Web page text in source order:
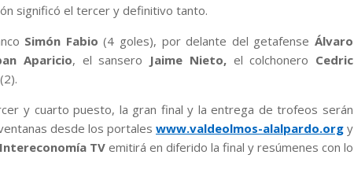
significó el tercer y definitivo tanto.
Simón Fabio (4 goles), por delante del getafenseÁlvaro
Aparicio, el sansero Jaime Nieto, el colchonero Cedric
(2).
y cuarto puesto, la gran final y la entrega de trofeos serán
desde los portales www.valdeolmos-alalpardo.org y
Intereconomía TV emitirá en diferido la final y resúmenes con lo